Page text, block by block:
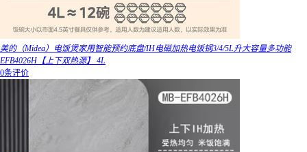
美的（Midea）电饭煲家用智能预约底盘/IH电磁加热电饭锅3/4/5L升大容量多功能
EFB4026H【上下双热源】 4L
0条评价